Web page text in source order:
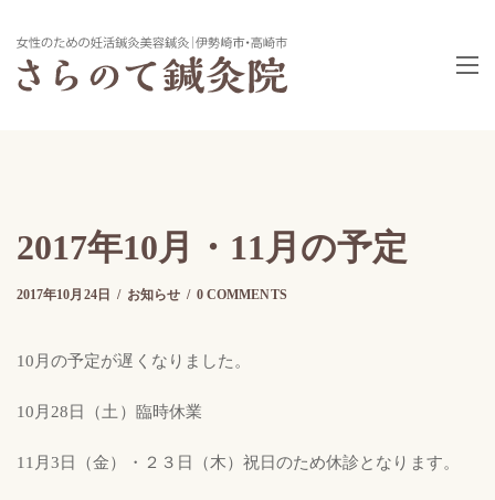
2017年10月・11月の予定
2017年10月24日
2017年10月24日 お知らせ 0 COMMENTS
byさらのて
10月の予定が遅くなりました。
10月28日（土）臨時休業
11月3日（金）・２３日（木）祝日のため休診となります。